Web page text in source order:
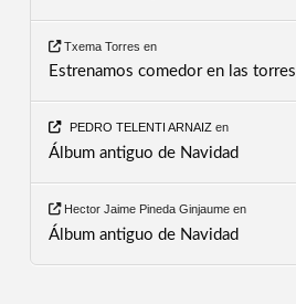
Txema Torres en
Estrenamos comedor en las torres
PEDRO TELENTI ARNAIZen
Álbum antiguo de Navidad
Hector Jaime Pineda Ginjaume en
Álbum antiguo de Navidad